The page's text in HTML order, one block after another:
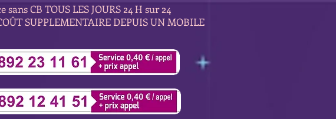
sans CB TOUS LES JOURS 24 H sur 24
SUPPLEMENTAIRE DEPUIS UN MOBILE